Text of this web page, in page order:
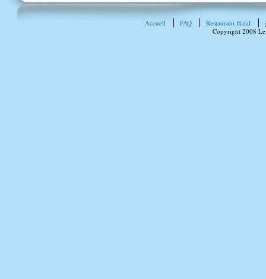
Accueil FAQ Restaurant Halal
Copyright 2008